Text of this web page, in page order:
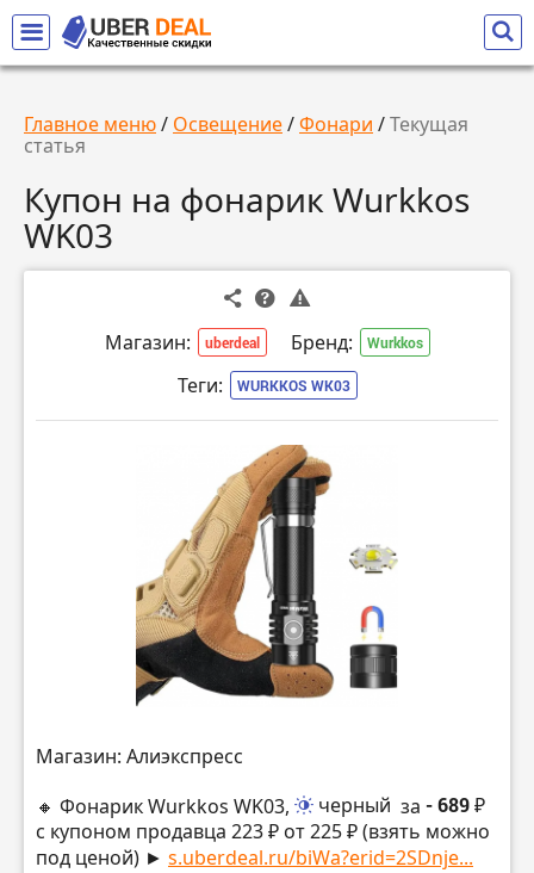
Главное меню/ Освещение/Фонари /Текущая
статья
Купон на фонарик Wurkkos
WK03
Магазин: uberdeal Бренд: Wurkkos
Теги: WURKKOS WK03
Магазин: Алиэкспресс
🔸 Фонарик Wurkkos WK03,
черный за - 689 ₽
с купоном продавца 223 ₽ от 225 ₽ (взять можно
под ценой) ► s.uberdeal.ru/biWa?erid=2SDnje...